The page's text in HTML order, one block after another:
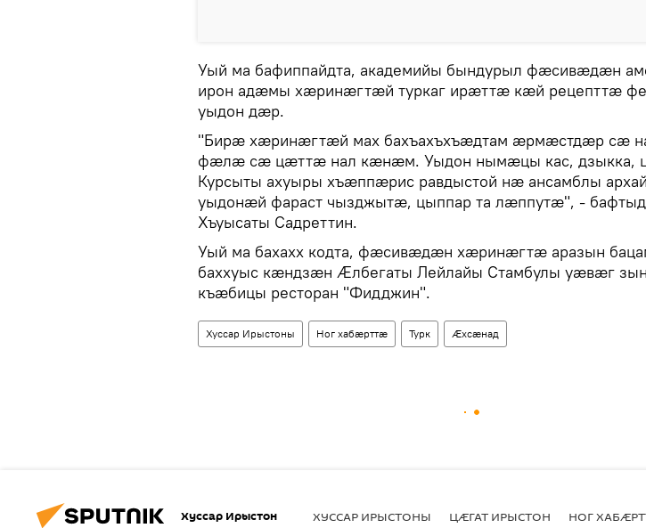
Уый ма бафиппайдта, академийы бындурыл фӕсивӕдӕн
ирон адӕмы хӕринӕгтӕй туркаг ирӕттӕ кӕй рецепттӕ
уыдон дӕр.
"Бирӕ хӕринӕгтӕй мах бахъахъхъӕдтам ӕрмӕстдӕр сӕ
фӕлӕ сӕ цӕттӕ нал кӕнӕм. Уыдон нымӕцы кас, дзыкка,
Курсыты ахуыры хъӕппӕрис равдыстой нӕ ансамблы
уыдонӕй фараст чызджытӕ, цыппар та лӕппутӕ", -
Хъуысаты Садреттин.
Уый ма бахахх кодта, фӕсивӕдӕн хӕринӕгтӕ аразын
баххуыс кӕндзӕн Ӕлбегаты Лейлайы Стамбулы уӕвӕг
къӕбицы ресторан "Фидджин".
Хуссар Ирыстоны Ног хабӕрттӕ Турк Ӕхсӕнад
Хуссар Ирыстон ХУССАР ИРЫСТОНЫ ЦӔГАТ ИРЫСТОН НОГ